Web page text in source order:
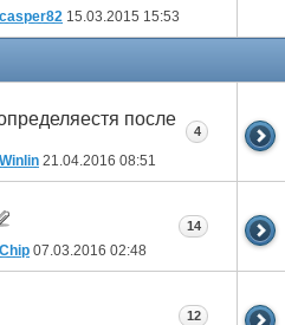
casper82 15.03.2015 15:53
после
Winlin 21.04.2016 08:51
4
Chip 07.03.2016 02:48
14
12